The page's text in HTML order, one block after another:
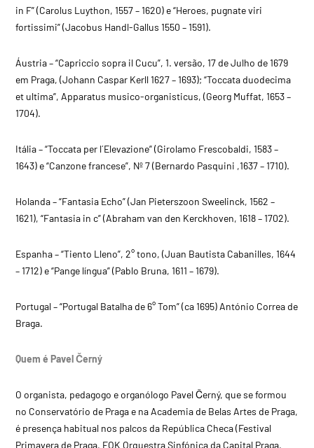
in F” (Carolus Luython, 1557 – 1620) e “Heroes, pugnate viri
fortissimi” (Jacobus Handl-Gallus 1550 – 1591).
Áustria – “Capriccio sopra il Cucu”, 1. versão, 17 de Julho de 1679
em Praga, (Johann Caspar Kerll 1627 – 1693); “Toccata duodecima
et ultima”, Apparatus musico-organisticus, (Georg Muffat, 1653 –
1704).
Itália – “Toccata per l´Elevazione” (Girolamo Frescobaldi, 1583 –
1643) e “Canzone francese”, Nº 7 (Bernardo Pasquini ,1637 – 1710).
Holanda – “Fantasia Echo” (Jan Pieterszoon Sweelinck, 1562 –
1621), “Fantasia in c” (Abraham van den Kerckhoven, 1618 – 1702).
Espanha – “Tiento Lleno”, 2° tono, (Juan Bautista Cabanilles, 1644
– 1712) e “Pange língua” (Pablo Bruna, 1611 – 1679).
Portugal – “Portugal Batalha de 6° Tom” (ca 1695) António Correa de
Braga.
Quem é Pavel Černý
O organista, pedagogo e organólogo Pavel Černý, que se formou
no Conservatório de Praga e na Academia de Belas Artes de Praga,
é presença habitual nos palcos da República Checa (Festival
Primavera de Praga, FOK Orquestra Sinfónica da Capital Praga,